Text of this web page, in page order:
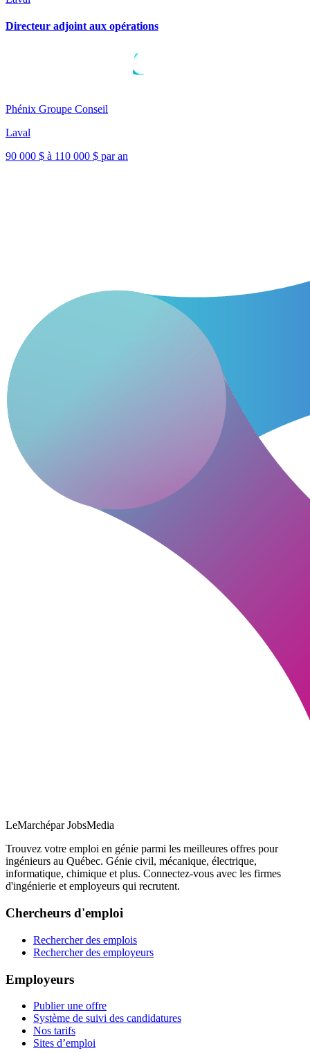
Directeur adjoint aux opérations
Phénix Groupe Conseil
Laval
90 000 $ à 110 000 $ par an
LeMarchépar JobsMedia
Trouvez votre emploi en génie parmi les meilleures offres pour
ingénieurs au Québec. Génie civil, mécanique, électrique,
informatique, chimique et plus. Connectez-vous avec les firmes
d'ingénierie et employeurs qui recrutent.
Chercheurs d'emploi
Rechercher des emplois
Rechercher des employeurs
Employeurs
Publier une offre
Système de suivi des candidatures
Nos tarifs
Sites d’emploi